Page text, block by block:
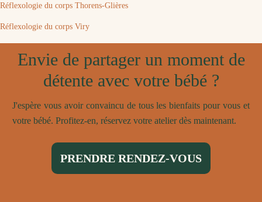
Réflexologie du corps Thorens-Glières
Réflexologie du corps Viry
Envie de partager un moment de
détente avec votre bébé ?
J'espère vous avoir convaincu de tous les bienfaits pour vous et
votre bébé. Profitez-en, réservez votre atelier dès maintenant.
PRENDRE RENDEZ-VOUS